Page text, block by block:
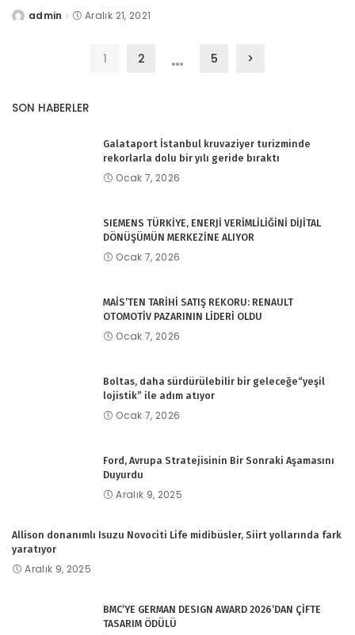
tarafından
admin Aralık 21, 2021
1 2 … 5
SON HABERLER
Galataport İstanbul kruvaziyer turizminde
rekorlarla dolu bir yılı geride bıraktı
Ocak 7, 2026
SIEMENS TÜRKİYE, ENERJİ VERİMLİLİĞİNİ DİJİTAL
DÖNÜŞÜMÜN MERKEZİNE ALIYOR
Ocak 7, 2026
MAİS’TEN TARİHİ SATIŞ REKORU: RENAULT
OTOMOTİV PAZARININ LİDERİ OLDU
Ocak 7, 2026
Boltas, daha sürdürülebilir bir geleceğe“yeşil
lojistik” ile adım atıyor
Ocak 7, 2026
Ford, Avrupa Stratejisinin Bir Sonraki Aşamasını
Duyurdu
Aralık 9, 2025
Allison donanımlı Isuzu Novociti Life midibüsler, Siirt yollarında fark
yaratıyor
Aralık 9, 2025
BMC’YE GERMAN DESIGN AWARD 2026’DAN ÇİFTE
TASARIM ÖDÜLÜ